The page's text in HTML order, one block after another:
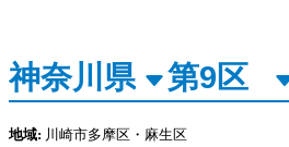
地域: 川崎市多摩区・麻生区